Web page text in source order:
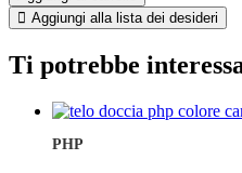
VISO
E
PHP
quantità
Aggiungi alla lista dei desideri
Ti potrebbe
PHP